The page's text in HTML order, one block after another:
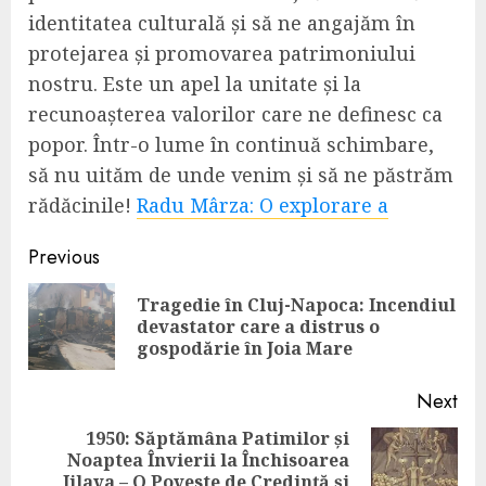
identitatea culturală și să ne angajăm în
protejarea și promovarea patrimoniului
nostru. Este un apel la unitate și la
recunoașterea valorilor care ne definesc ca
popor. Într-o lume în continuă schimbare,
să nu uităm de unde venim și să ne păstrăm
rădăcinile! Radu Mârza: O explorare a
Continue
Reading
Previous
Tragedie în Cluj-Napoca: Incendiul
devastator care a distrus o
gospodărie în Joia Mare
Next
Next
1950: Săptămâna Patimilor și
Noaptea Învierii la Închisoarea
Jilava – O Poveste de Credință și